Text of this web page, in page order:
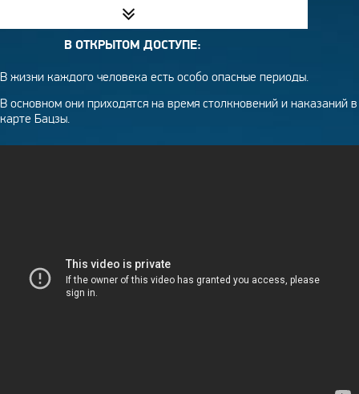
ВВЕДЕНИЕ В БАЦЗЫ
НАКАЗАНИЕ В КАРТЕ БАЦЗЫ
КАКИМИ ВАС ВИДЯТ ОКРУЖАЮЩИЕ
В ОТКРЫТОМ ДОСТУПЕ:
В жизни каждого человека есть особо опасные периоды.
В основном они приходятся на время столкновений и наказаний в
карте Бацзы.